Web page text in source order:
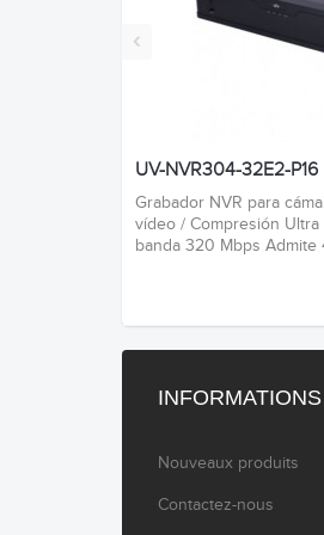
‹
UV-NVR304-32E2-P16
Grabador NVR para
vídeo / Compresión
banda 320 Mbps Admite
INFORMATIONS
Nouveaux produits
Contactez-nous